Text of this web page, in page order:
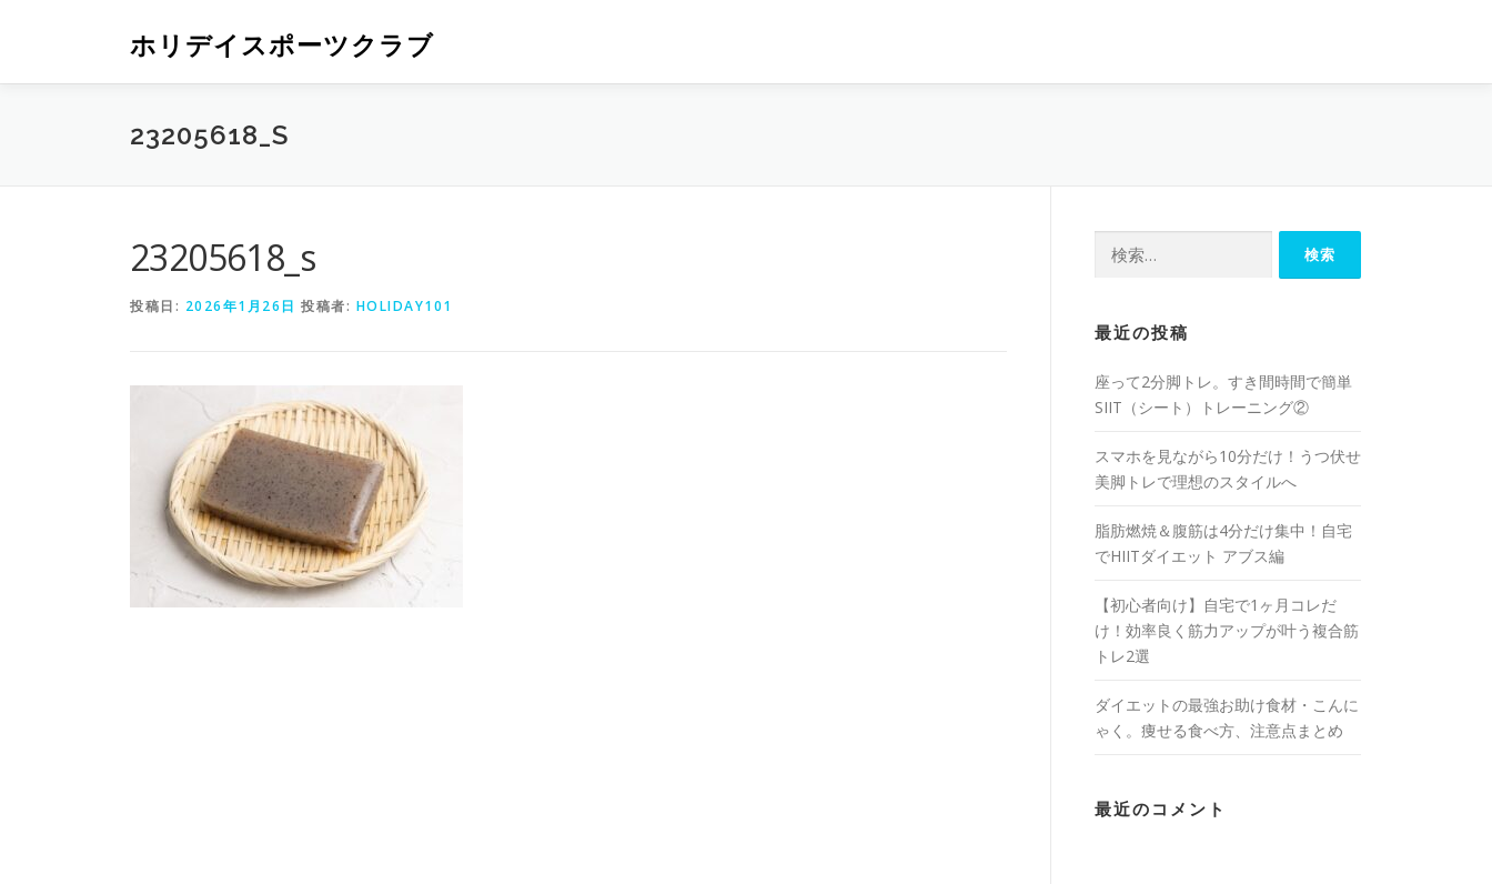
ホリデイスポーツクラブ
23205618_S
23205618_s
投稿日: 2026年1月26日 投稿者: HOLIDAY101
最近の投稿
座って2分脚トレ。すき間時間で簡単
SIIT（シート）トレーニング②
スマホを見ながら10分だけ！うつ伏せ
美脚トレで理想のスタイルへ
脂肪燃焼＆腹筋は4分だけ集中！自宅
でHIITダイエット アブス編
【初心者向け】自宅で1ヶ月コレだ
け！効率良く筋力アップが叶う複合筋
トレ2選
ダイエットの最強お助け食材・こんに
ゃく。痩せる食べ方、注意点まとめ
最近のコメント